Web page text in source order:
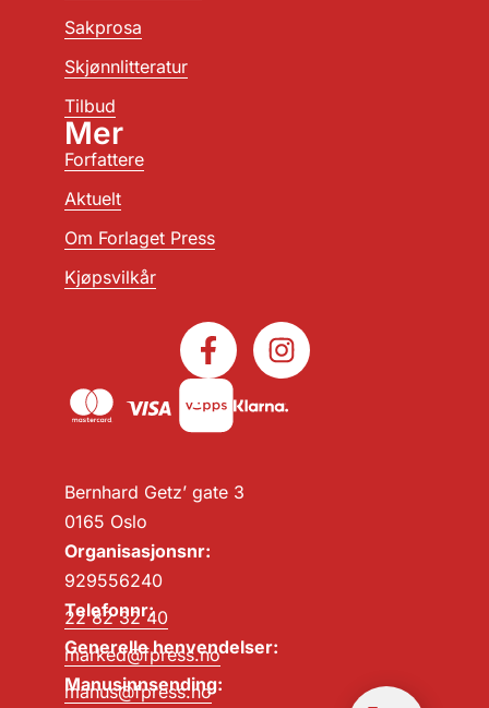
Bernhard Getz’ gate 3
0165 Oslo
Organisasjonsnr:
929556240
Telefonnr:
22 82 32 40
Generelle henvendelser:
marked@fpress.no
Manusinnsending:
manus@fpress.no
Sakprosa
Skjønnlitteratur
Tilbud
Mer
Forfattere
Aktuelt
Om Forlaget Press
Kjøpsvilkår